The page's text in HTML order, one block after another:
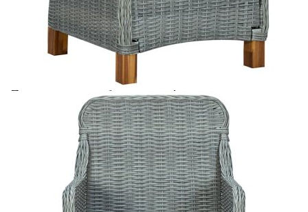
Предоставената таблица е с информационна цел.
Добавете продукта в количката си с бутона "Добави в
количката" и при поръчка ще можете да изберете броя
Предоставената таблица е с информационна цел.
Добавете продукта в количката си с бутона "Добави в
количката" и при поръчка ще можете да изберете броя
вноски на кредита.
Предоставената таблица е с информационна цел.
Добавете продукта в количката си с бутона "Добави в
количката" и при поръчка ще можете да изберете броя
вноски на кредита.